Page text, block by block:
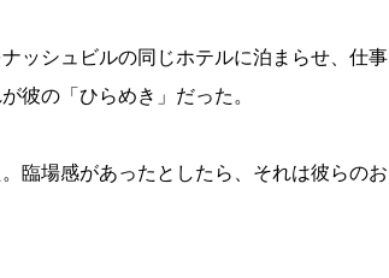
ッシュビルの同じホテルに泊まらせ、仕事
彼の「ひらめき」だった。
臨場感があったとしたら、それは彼らのお